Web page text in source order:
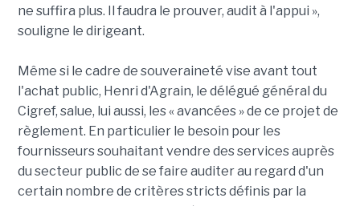
ne suffira plus. Il faudra le prouver, audit à l'appui »,
souligne le dirigeant.
Même si le cadre de souveraineté vise avant tout
l'achat public, Henri d'Agrain, le délégué général du
Cigref, salue, lui aussi, les « avancées » de ce projet de
règlement. En particulier le besoin pour les
fournisseurs souhaitant vendre des services auprès
du secteur public de se faire auditer au regard d'un
certain nombre de critères stricts définis par la